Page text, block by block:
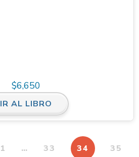
$6,650
IR AL LIBRO
1 … 33 34
35